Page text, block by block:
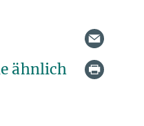
ähnlich